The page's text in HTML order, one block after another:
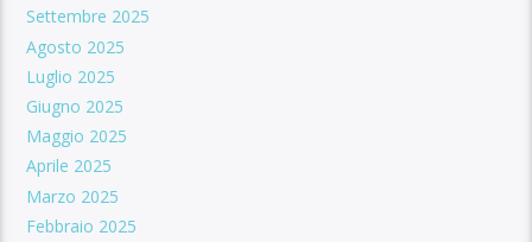
Settembre 2025
Agosto 2025
Luglio 2025
Giugno 2025
Maggio 2025
Aprile 2025
Marzo 2025
Febbraio 2025